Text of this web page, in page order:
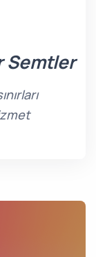
Semtler